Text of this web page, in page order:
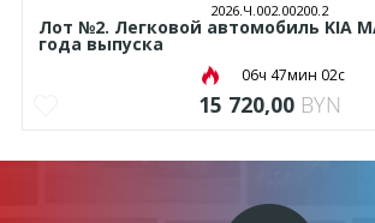
2026.Ч.002.00200.2
Лот №2. Легковой автомобиль KIA
года выпуска
06ч 47мин 02с
15 720,00 BYN